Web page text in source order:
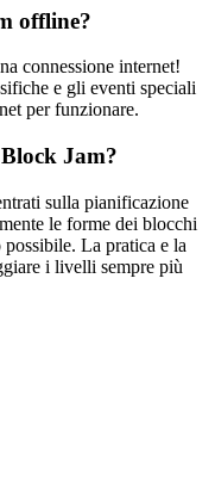
offline?
connessione internet!
e gli eventi speciali
per funzionare.
Jam?
sulla pianificazione
le forme dei blocchi
La pratica e la
i livelli sempre più